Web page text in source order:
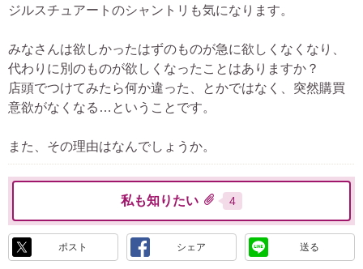
ジルスチュアートのシャントリも気になります。
みなさんは欲しかったはずのものが急に欲しくなくなり、
代わりに別のものが欲しくなったことはありますか？
店頭でつけてみたら何か違った、とかではなく、突然購買
意欲がなくなる…ということです。
また、その理由はなんでしょうか。
私も知りたい 4
ポスト シェア 送る